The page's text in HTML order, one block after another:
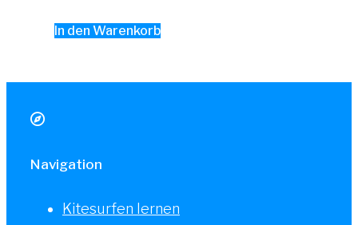
In den Warenkorb
Navigation
Kitesurfen lernen